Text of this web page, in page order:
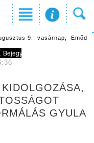
9., vasárnap, Emőd
GYULA